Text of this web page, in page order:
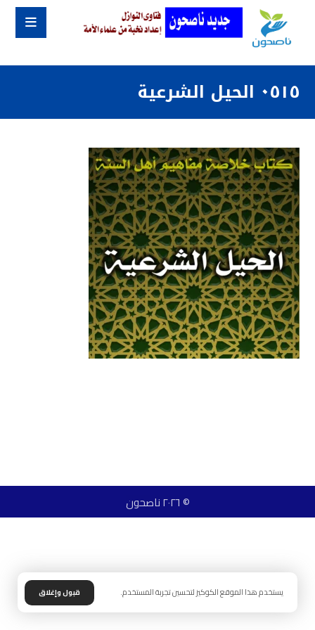
٠٥١٥ الحيل الشرعية
© ٢٠٢٦ ناصحون
يستخدم هذا الموقع الكوكيز لتحسين تجربة المستخدم. قبول وإغلاق